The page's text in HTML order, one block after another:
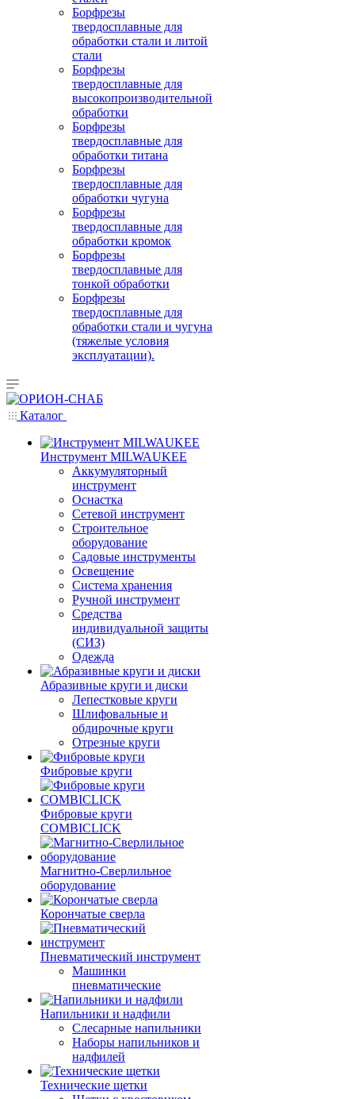
Борфрезы
твердосплавные для
обработки стали и литой
стали
Борфрезы
твердосплавные для
высокопроизводительной
обработки
Борфрезы
твердосплавные для
обработки титана
Борфрезы
твердосплавные для
обработки чугуна
Борфрезы
твердосплавные для
обработки кромок
Борфрезы
твердосплавные для
тонкой обработки
Борфрезы
твердосплавные для
обработки стали и чугуна
(тяжелые условия
эксплуатации).
Каталог
Инструмент MILWAUKEE
Аккумуляторный
инструмент
Оснастка
Сетевой инструмент
Строительное
оборудование
Садовые инструменты
Освещение
Система хранения
Ручной инструмент
Средства
индивидуальной защиты
(СИЗ)
Одежда
Абразивные круги и диски
Лепестковые круги
Шлифовальные и
обдирочные круги
Отрезные круги
Фибровые круги
Фибровые круги
COMBICLICK
Магнитно-Сверлильное
оборудование
Корончатые сверла
Пневматический инструмент
Машинки
пневматические
Напильники и надфили
Слесарные напильники
Наборы напильников и
надфилей
Технические щетки